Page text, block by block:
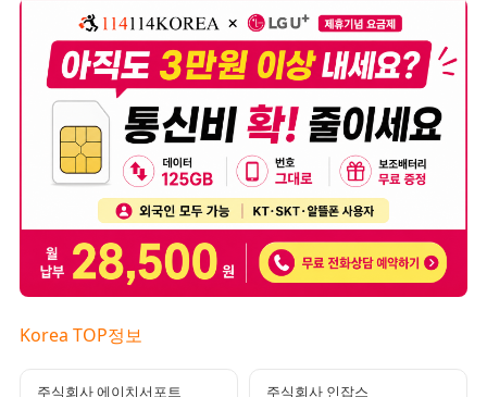
Korea TOP정보
주식회사 에이치서포트 주식회사 인잡스